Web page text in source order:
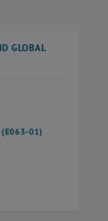
GLOBAL
(E063-01)
URL in einem neuen
externe URL in einem